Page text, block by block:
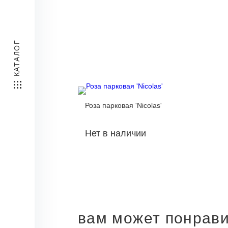
КАТАЛОГ
Роза парковая 'Nicolas'
Нет в наличии
вам может